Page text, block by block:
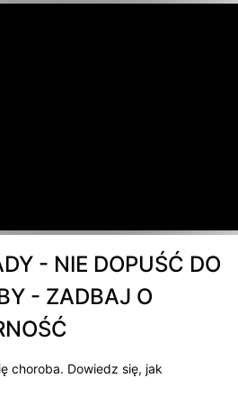
- NIE DOPUŚĆ DO
- ZADBAJ O
choroba. Dowiedz się, jak